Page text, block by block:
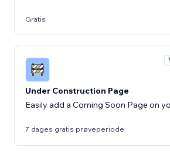
Gratis
Under Construction Page
Easily add a Coming Soon Page on
7 dages gratis prøveperiode